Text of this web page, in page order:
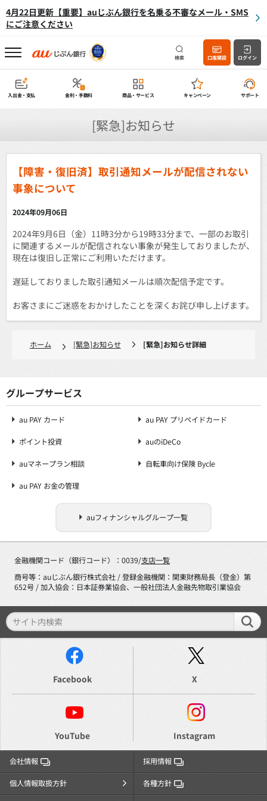
4月22日更新【重要】auじぶん銀行を名乗る不審なメール・SMS
にご注意ください
検索 口座開設 ログイン
入出金・支払 金利・手数料 商品・サービス キャンペーン サポート
[緊急]お知らせ
【障害・復旧済】取引通知メールが配信されない
事象について
2024年09月06日
2024年9月6日（金）11時3分から19時33分まで、一部のお取引
に関連するメールが配信されない事象が発生しておりましたが、
現在は復旧し正常にご利用いただけます。
遅延しておりました取引通知メールは順次配信予定です。
お客さまにご迷惑をおかけしたことを深くお詫び申し上げます。
ホーム [緊急]お知らせ [緊急]お知らせ詳細
グループサービス
au PAY カード au PAY プリペイドカード
ポイント投資 auのiDeCo
auマネープラン相談 自転車向け保険 Bycle
au PAY お金の管理
auフィナンシャルグループ一覧
金融機関コード（銀行コード）：0039/支店一覧
商号等：auじぶん銀行株式会社 / 登録金融機関：関東財務局長（登金）第
652号 / 加入協会：日本証券業協会、一般社団法人金融先物取引業協会
Facebook X
YouTube Instagram
会社情報 採用情報
個人情報取扱方針 各種方針